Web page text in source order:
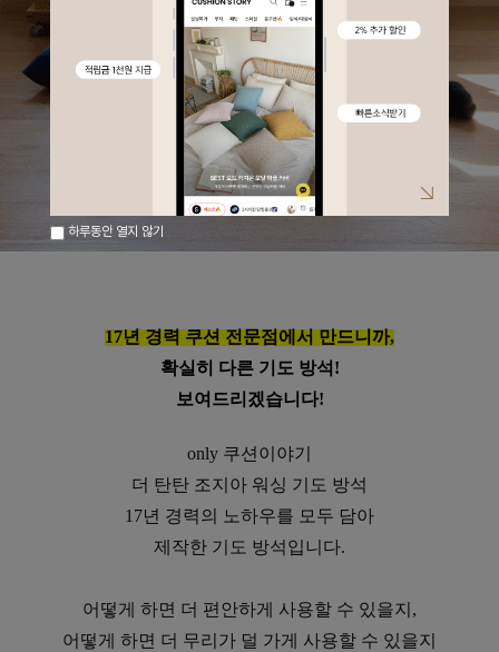
17년 경력 쿠션 전문점에서 만드니까,
확실히 다른 기도 방석!
보여드리겠습니다!
only 쿠션이야기
더 탄탄 조지아 워싱 기도 방석
17년 경력의 노하우를 모두 담아
제작한 기도 방석입니다.
어떻게 하면 더 편안하게 사용할 수 있을지,
어떻게 하면 더 무리가 덜 가게 사용할 수 있을지
하루동안 열지 않기